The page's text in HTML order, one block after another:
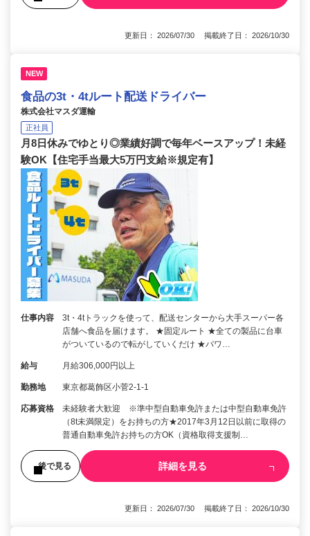
更新日： 2026/07/30 掲載終了日： 2026/10/30
NEW
食品の3t・4tルート配送ドライバー
株式会社マスダ運輸
正社員
月8日休みでゆとり◎業績好調で毎年ベースアップ！未経
験OK【住宅手当最大5万円支給※規定有】
仕事内容
3t・4tトラックを使って、配送センターから大手スーパー各
店舗へ食品を届けます。 ★固定ルート ★全ての製品に台車
がついているので転がしていくだけ ★パワ…
給与 月給306,000円以上
勤務地 東京都葛飾区小菅2-1-1
応募資格
未経験者大歓迎 ※準中型自動車免許または中型自動車免許
（8t未満限定）をお持ちの方★2017年3月12日以前に取得の
普通自動車免許お持ちの方OK（資格取得支援制…
後で見る 詳細を見る
更新日： 2026/07/30 掲載終了日： 2026/10/30